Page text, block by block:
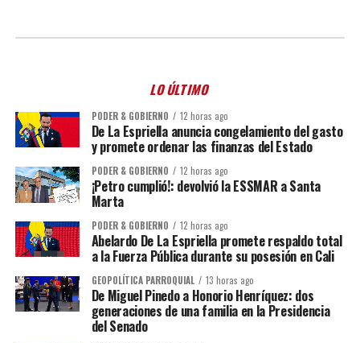
LO ÚLTIMO
PODER & GOBIERNO 12 horas ago
De La Espriella anuncia congelamiento del gasto
y promete ordenar las finanzas del Estado
PODER & GOBIERNO 12 horas ago
¡Petro cumplió!: devolvió la ESSMAR a Santa
Marta
PODER & GOBIERNO 12 horas ago
Abelardo De La Espriella promete respaldo total
a la Fuerza Pública durante su posesión en Cali
GEOPOLÍTICA PARROQUIAL 13 horas ago
De Miguel Pinedo a Honorio Henríquez: dos
generaciones de una familia en la Presidencia
del Senado